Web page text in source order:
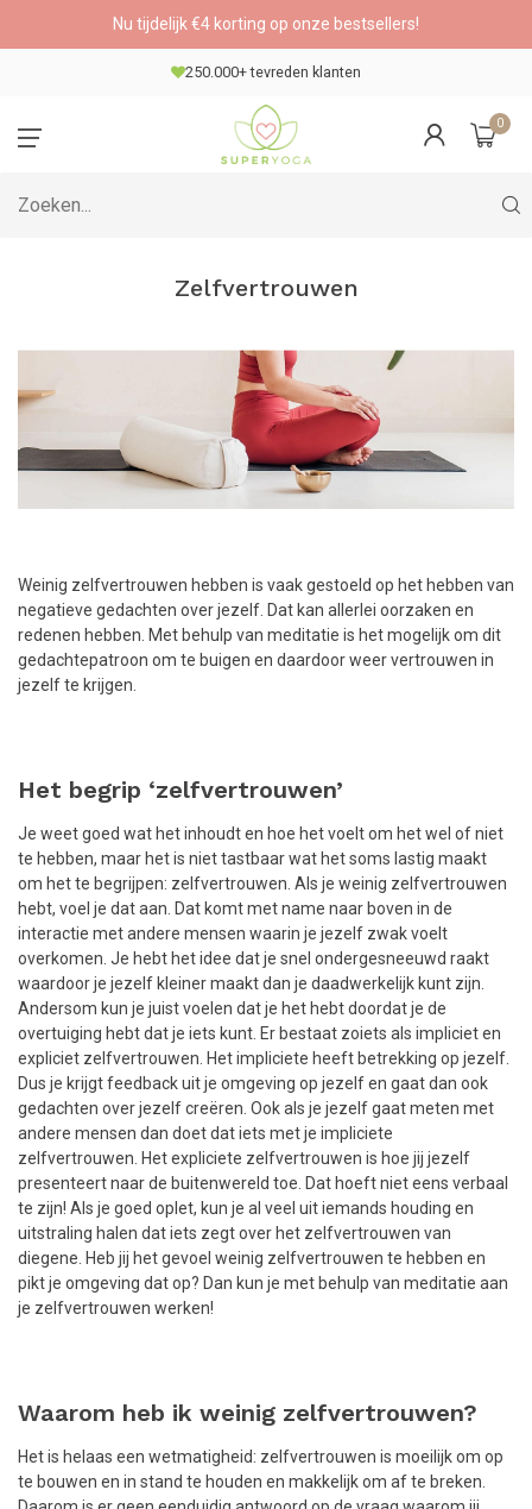
Nu tijdelijk €4 korting op onze bestsellers!
250.000+ tevreden klanten
0
Zelfvertrouwen
Weinig zelfvertrouwen hebben is vaak gestoeld op het hebben van
negatieve gedachten over jezelf. Dat kan allerlei oorzaken en
redenen hebben. Met behulp van meditatie is het mogelijk om dit
gedachtepatroon om te buigen en daardoor weer vertrouwen in
jezelf te krijgen.
Het begrip ‘zelfvertrouwen’
Je weet goed wat het inhoudt en hoe het voelt om het wel of niet
te hebben, maar het is niet tastbaar wat het soms lastig maakt
om het te begrijpen: zelfvertrouwen. Als je weinig zelfvertrouwen
hebt, voel je dat aan. Dat komt met name naar boven in de
interactie met andere mensen waarin je jezelf zwak voelt
overkomen. Je hebt het idee dat je snel ondergesneeuwd raakt
waardoor je jezelf kleiner maakt dan je daadwerkelijk kunt zijn.
Andersom kun je juist voelen dat je het hebt doordat je de
overtuiging hebt dat je iets kunt. Er bestaat zoiets als impliciet en
expliciet zelfvertrouwen. Het impliciete heeft betrekking op jezelf.
Dus je krijgt feedback uit je omgeving op jezelf en gaat dan ook
gedachten over jezelf creëren. Ook als je jezelf gaat meten met
andere mensen dan doet dat iets met je impliciete
zelfvertrouwen. Het expliciete zelfvertrouwen is hoe jij jezelf
presenteert naar de buitenwereld toe. Dat hoeft niet eens verbaal
te zijn! Als je goed oplet, kun je al veel uit iemands houding en
uitstraling halen dat iets zegt over het zelfvertrouwen van
diegene. Heb jij het gevoel weinig zelfvertrouwen te hebben en
pikt je omgeving dat op? Dan kun je met behulp van meditatie aan
je zelfvertrouwen werken!
Waarom heb ik weinig zelfvertrouwen?
Het is helaas een wetmatigheid: zelfvertrouwen is moeilijk om op
te bouwen en in stand te houden en makkelijk om af te breken.